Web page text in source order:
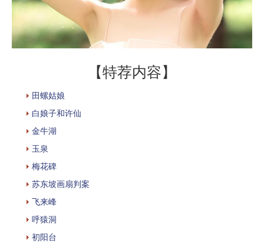
【特荐内容】
田螺姑娘
白娘子和许仙
金牛湖
玉泉
梅花碑
苏东坡画扇判案
飞来峰
呼猿洞
初阳台